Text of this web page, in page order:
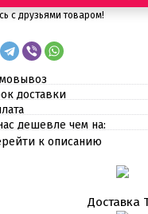
с друзьями товаром!
доставки
дешевле чем на:
к описанию
Доставка